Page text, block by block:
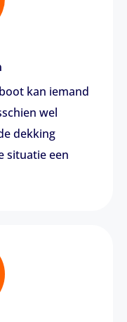
kan iemand
wel
dekking
situatie een